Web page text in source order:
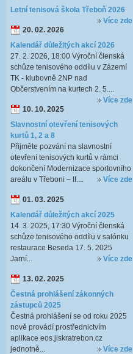
Letní tenisová škola Třeboň 2026
Více zde
20. 02. 2026
Kalendář důležitých akcí 2026
27. 2. 2026, 18:00 Výroční členská
schůze tenisového oddílu v Zázemí
TK - klubovně 2NP nad
Občerstvením na kurtech 2. 5....
Více zde
10. 10. 2025
Slavnostní otevření tenisových
kurtů 1, 2 a 8
Přijměte pozvání na slavnostní
otevření tenisových kurtů v rámci
dokončení Modernizace sportovního
areálu v Třeboni – II....
Více zde
01. 03. 2025
Kalendář důležitých akcí 2025
14. 3. 2025, 17:30 Výroční členská
schůze tenisového oddílu v salónku
restaurace Beseda 17. 5. 2025
Jarní...
Více zde
13. 02. 2025
Čestná prohlášení zákonných
zástupců 2025
Čestná prohlášení se od roku 2025
nově provádí prostřednictvím
aplikace eos.jiskratrebon.cz
jednotně...
Více zde